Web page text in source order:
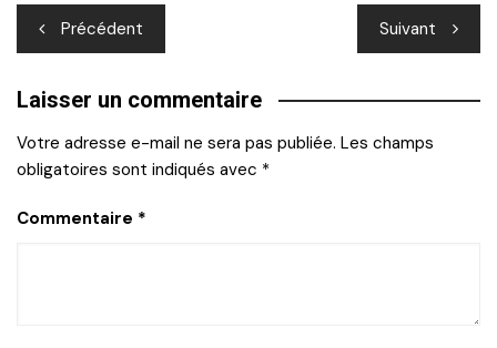
Navigation
de
l’article
Précédent Suivant
Laisser un commentaire
Votre adresse e-mail ne sera pas publiée. Les champs
obligatoires sont indiqués avec *
Commentaire *